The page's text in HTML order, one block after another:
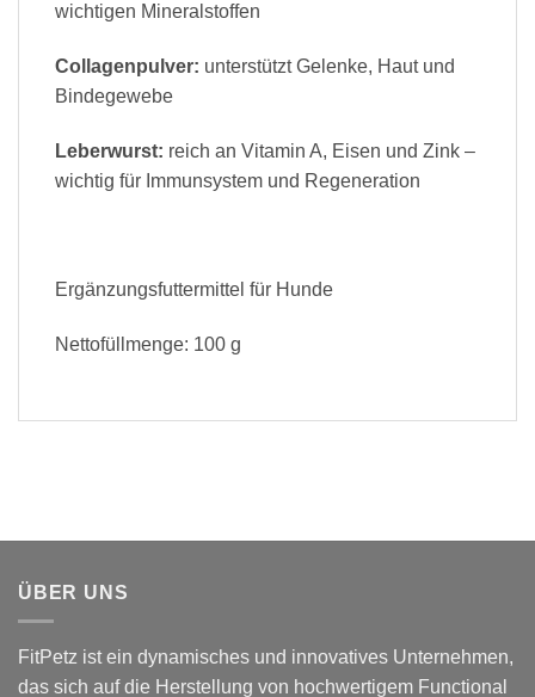
wichtigen Mineralstoffen
Collagenpulver: unterstützt Gelenke, Haut und
Bindegewebe
Leberwurst: reich an Vitamin A, Eisen und Zink –
wichtig für Immunsystem und Regeneration
Ergänzungsfuttermittel für Hunde
Nettofüllmenge: 100 g
ÜBER UNS
FitPetz ist ein dynamisches und innovatives Unternehmen,
das sich auf die Herstellung von hochwertigem Functional